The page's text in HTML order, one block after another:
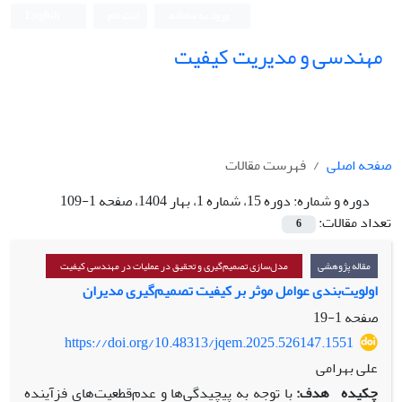
مهندسی و مدیریت کیفیت
صفحه اصلی
فهرست مقالات
دوره و شماره:دوره 15، شماره 1، بهار 1404، صفحه 1-109
تعداد مقالات:
6
مقاله پژوهشی مدل‌سازی تصمیم‌گیری و تحقیق در عملیات در مهندسی کیفیت
اولویت‌بندی عوامل موثر بر کیفیت تصمیم‌گیری مدیران
صفحه1-19
https://doi.org/10.48313/jqem.2025.526147.1551
علی بهرامی
چکیده هدف:با توجه به پیچیدگی‌ها و عدم‌قطعیت‌های فزآینده